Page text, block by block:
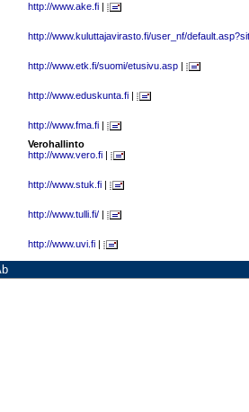
http://www.ake.fi |
http://www.kuluttajavirasto.fi/user_nf/
http://www.etk.fi/suomi/etusivu.asp |
http://www.eduskunta.fi |
http://www.fma.fi |
Verohallinto
http://www.vero.fi |
http://www.stuk.fi |
http://www.tulli.fi/ |
http://www.uvi.fi |